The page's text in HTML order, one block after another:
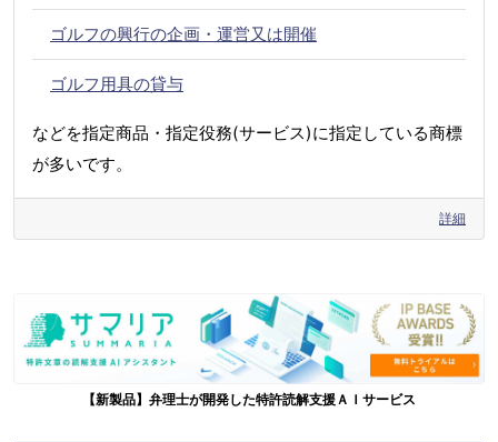
ゴルフの興行の企画・運営又は開催
ゴルフ用具の貸与
などを指定商品・指定役務(サービス)に指定している商標
が多いです。
詳細
【新製品】弁理士が開発した特許読解支援ＡＩサービス